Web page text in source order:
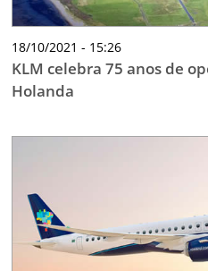
18/10/2021 - 15:26
KLM celebra 75 anos de
Holanda